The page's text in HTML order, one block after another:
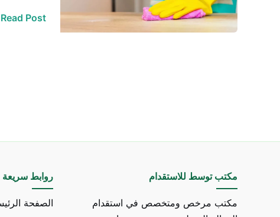
Read Post »
مكتب توسط للاستقدام
مكتب مرخص ومتخصص في استقدام
روابط سريعة
الصفحة